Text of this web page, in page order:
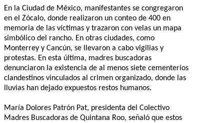
En la Ciudad de México, manifestantes se congregaron
en el Zócalo, donde realizaron un conteo de 400 en
memoria de las víctimas y trazaron con velas un mapa
simbólico del rancho. En otras ciudades, como
Monterrey y Cancún, se llevaron a cabo vigilias y
protestas. En esta última, madres buscadoras
denunciaron la existencia de al menos siete cementerios
clandestinos vinculados al crimen organizado, donde las
lluvias han dejado expuestos restos humanos.
María Dolores Patrón Pat, presidenta del Colectivo
Madres Buscadoras de Quintana Roo, señaló que estos